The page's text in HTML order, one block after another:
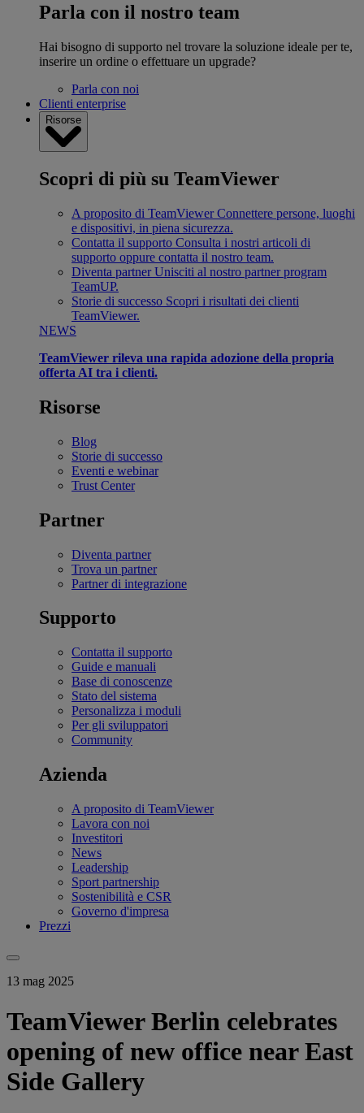
Parla con il nostro team
Hai bisogno di supporto nel trovare la soluzione ideale per te,
inserire un ordine o effettuare un upgrade?
Parla con noi
Clienti enterprise
Risorse
Scopri di più su TeamViewer
A proposito di TeamViewer Connettere persone, luoghi
e dispositivi, in piena sicurezza.
Contatta il supporto Consulta i nostri articoli di
supporto oppure contatta il nostro team.
Diventa partner Unisciti al nostro partner program
TeamUP.
Storie di successo Scopri i risultati dei clienti
TeamViewer.
NEWS
TeamViewer rileva una rapida adozione della propria
offerta AI tra i clienti.
Risorse
Blog
Storie di successo
Eventi e webinar
Trust Center
Partner
Diventa partner
Trova un partner
Partner di integrazione
Supporto
Contatta il supporto
Guide e manuali
Base di conoscenze
Stato del sistema
Personalizza i moduli
Per gli sviluppatori
Community
Azienda
A proposito di TeamViewer
Lavora con noi
Investitori
News
Leadership
Sport partnership
Sostenibilità e CSR
Governo d'impresa
Prezzi
13 mag 2025
TeamViewer Berlin celebrates
opening of new office near East
Side Gallery